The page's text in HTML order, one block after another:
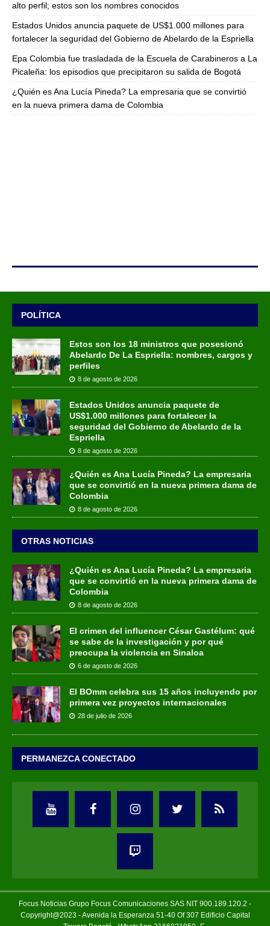
alto perfil; estos son los nombres conocidos
Estados Unidos anuncia paquete de US$1.000 millones para
fortalecer la seguridad del Gobierno de Abelardo de la Espriella
Epa Colombia fue trasladada de la Escuela de Carabineros a La
Picaleña: los episodios que precipitaron su salida de Bogotá
¿Quién es Ana Lucía Pineda? La empresaria que se convirtió
en la nueva primera dama de Colombia
POLÍTICA
Estos son los 18 ministros que posesionó
Abelardo De La Espriella: nombres, cargos y
perfiles
8 de agosto de 2026
Estados Unidos anuncia paquete de
US$1.000 millones para fortalecer la
seguridad del Gobierno de Abelardo de la
Espriella
8 de agosto de 2026
¿Quién es Ana Lucía Pineda? La empresaria
que se convirtió en la nueva primera dama de
Colombia
8 de agosto de 2026
OTRAS NOTICIAS
¿Quién es Ana Lucía Pineda? La empresaria
que se convirtió en la nueva primera dama de
Colombia
8 de agosto de 2026
El crimen del influencer César Gastélum: qué
se sabe de la investigación y por qué
preocupa la violencia en Sinaloa
6 de agosto de 2026
El BOmm celebra sus 15 años incluyendo por
primera vez proyectos internacionales
28 de julio de 2026
PERMANEZCA CONECTADO
Focus Noticias Grupo Focus Comunicaciones SAS NIT 900.189.120.2 -
Copyright@2023 - Avenida la Esperanza 51-40 Of 307 Edificio Capital